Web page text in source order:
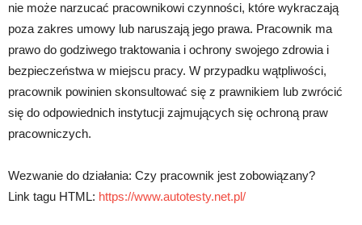
nie może narzucać pracownikowi czynności, które wykraczają
poza zakres umowy lub naruszają jego prawa. Pracownik ma
prawo do godziwego traktowania i ochrony swojego zdrowia i
bezpieczeństwa w miejscu pracy. W przypadku wątpliwości,
pracownik powinien skonsultować się z prawnikiem lub zwrócić
się do odpowiednich instytucji zajmujących się ochroną praw
pracowniczych.
Wezwanie do działania: Czy pracownik jest zobowiązany?
Link tagu HTML: https://www.autotesty.net.pl/